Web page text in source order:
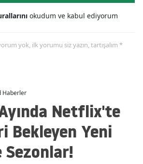
okudum ve kabul ediyorum
yok, ilk yorumu siz yazın, tartışalım *
Haberler
Netflix'te
Bekleyen Yeni